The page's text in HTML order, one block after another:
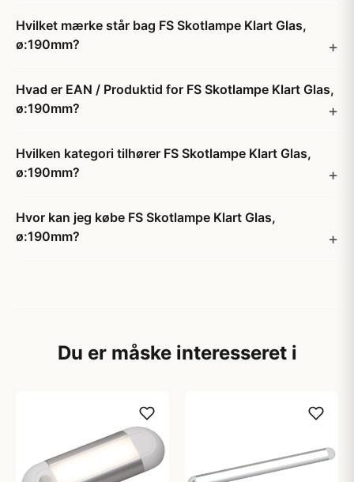
Hvilket mærke står bag FS Skotlampe Klart Glas,
ø:190mm?
Hvad er EAN / Produktid for FS Skotlampe Klart Glas,
ø:190mm?
Hvilken kategori tilhører FS Skotlampe Klart Glas,
ø:190mm?
Hvor kan jeg købe FS Skotlampe Klart Glas,
ø:190mm?
Du er måske interesseret i